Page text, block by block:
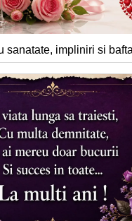
sanatate, impliniri si